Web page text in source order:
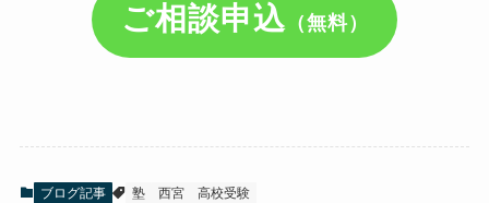
ご相談申込（無料）
ブログ記事 塾 西宮 高校受験